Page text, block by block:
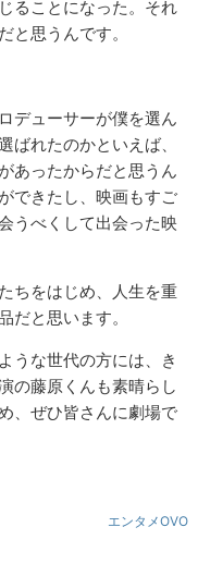
ることになった。それ
と思うんです。
デューサーが僕を選ん
ばれたのかといえば、
あったからだと思うん
できたし、映画もすご
うべくして出会った映
ちをはじめ、人生を重
だと思います。
うな世代の方には、き
の藤原くんも素晴らし
、ぜひ皆さんに劇場で
エンタメOVO